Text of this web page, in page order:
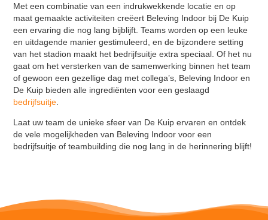
Met een combinatie van een indrukwekkende locatie en op
maat gemaakte activiteiten creëert Beleving Indoor bij De Kuip
een ervaring die nog lang bijblijft. Teams worden op een leuke
en uitdagende manier gestimuleerd, en de bijzondere setting
van het stadion maakt het bedrijfsuitje extra speciaal. Of het nu
gaat om het versterken van de samenwerking binnen het team
of gewoon een gezellige dag met collega’s, Beleving Indoor en
De Kuip bieden alle ingrediënten voor een geslaagd
bedrijfsuitje
Laat uw team de unieke sfeer van De Kuip ervaren en ontdek
de vele mogelijkheden van Beleving Indoor voor een
bedrijfsuitje of teambuilding die nog lang in de herinnering blijft!